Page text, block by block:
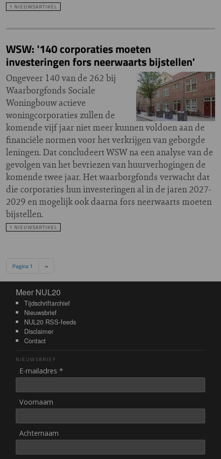
1 NIEUWSARTIKEL
WSW: '140 corporaties moeten
investeringen fors neerwaarts bijstellen'
Ongeveer 140 van de 262 bij
Waarborgfonds Sociale
Woningbouw actieve
woningcorporaties zullen de
komende vijf jaar niet meer kunnen voldoen aan de
financiële normen voor het verkrijgen van geborgde
leningen. Dat concludeert WSW na een analyse van de
gevolgen van het bevriezen van huurverhogingen de
komende twee jaar. Het waarborgfonds verwacht dat
die corporaties hun investeringen al in de jaren 2027-
2029 en mogelijk ook daarna fors neerwaarts moeten
bijstellen.
1 NIEUWSARTIKEL
Paginering
Pagina 1 Volgende pagina
››
Meer NUL20
Meer NUL20
Tijdschriftarchief
Nieuwsbrief
NUL20 RSS-feeds
Disclaimer
Contact
NIEUWSBRIEF
E-mailadres *
Voornaam
Achternaam